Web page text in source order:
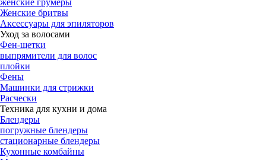
женские грумеры
Женские бритвы
Аксессуары для эпиляторов
Уход за волосами
Фен-щетки
выпрямители для волос
плойки
Фены
Машинки для стрижки
Расчески
Техника для кухни и дома
Блендеры
погружные блендеры
стационарные блендеры
Кухонные комбайны